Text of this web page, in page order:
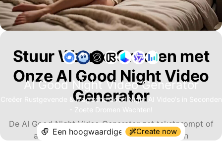
AI Good Night Video Generator
Creëer Rustgevende & Magische Good Night AI Video's in Seconden
- Zoete Dromen Wachten!
Create now
Stuur Warme Groeten met
Onze AI Good Night Video
Generator
De AI Good Night Video Generator zet tekstprompt of
afbeeldingen om in rustige, dromerige en